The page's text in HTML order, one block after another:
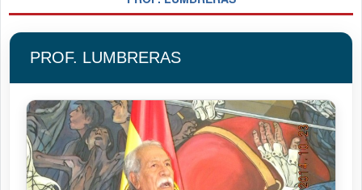
PROF. LUMBRERAS